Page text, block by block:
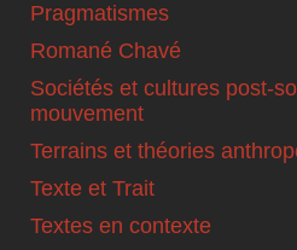
Pragmatismes
Romané Chavé
Sociétés et cultures post-
mouvement
Terrains et théories
Texte et Trait
Textes en contexte